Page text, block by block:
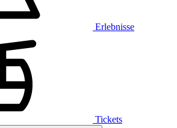
Erlebnisse
Tickets